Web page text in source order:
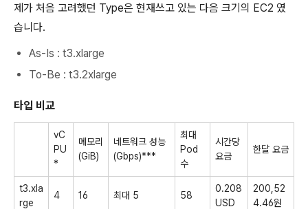
제가 처음 고려했던 Type은 현재쓰고 있는 다음 크기의 EC2 였
습니다.
As-Is : t3.xlarge
To-Be : t3.2xlarge
타입 비교
vC
PU
*
메모리
(GiB)
네트워크 성능
(Gbps)***
최대
Pod
수
시간당
요금
한달 요금
t3.xla
rge
4 16 최대 5 58
0.208
USD
200,52
4.46원